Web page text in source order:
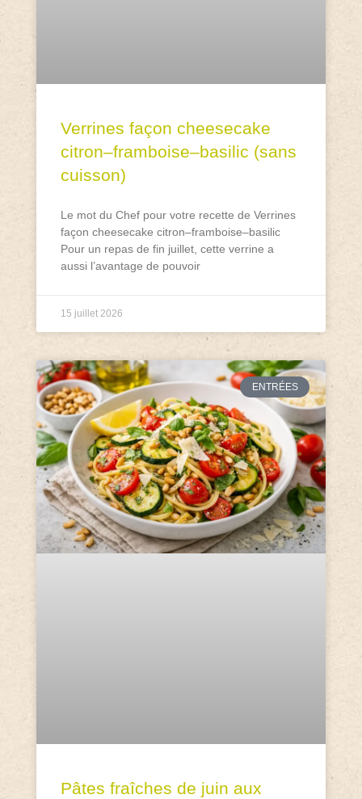
Verrines façon cheesecake
citron–framboise–basilic (sans
cuisson)
Le mot du Chef pour votre recette de Verrines
façon cheesecake citron–framboise–basilic
Pour un repas de fin juillet, cette verrine a
aussi l’avantage de pouvoir
15 juillet 2026
ENTRÉES
Pâtes fraîches de juin aux